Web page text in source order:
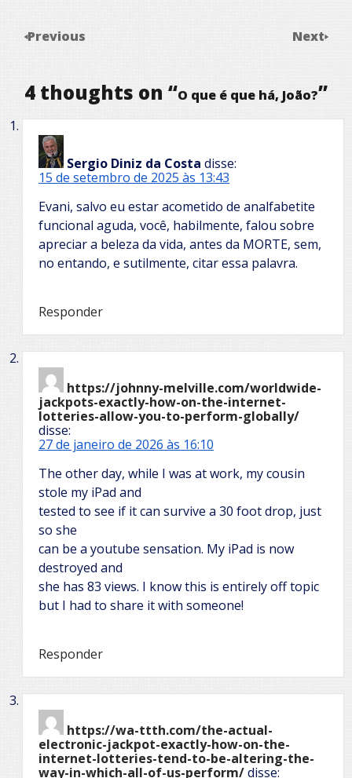
Previous Next
4 thoughts on “O que é que há, João?”
Sergio Diniz da Costa disse:
15 de setembro de 2025 às 13:43
Evani, salvo eu estar acometido de analfabetite
funcional aguda, você, habilmente, falou sobre
apreciar a beleza da vida, antes da MORTE, sem,
no entando, e sutilmente, citar essa palavra.
Responder
https://johnny-melville.com/worldwide-
jackpots-exactly-how-on-the-internet-
lotteries-allow-you-to-perform-globally/
disse:
27 de janeiro de 2026 às 16:10
The other day, while I was at work, my cousin
stole my iPad and
tested to see if it can survive a 30 foot drop, just
so she
can be a youtube sensation. My iPad is now
destroyed and
she has 83 views. I know this is entirely off topic
but I had to share it with someone!
Responder
https://wa-ttth.com/the-actual-
electronic-jackpot-exactly-how-on-the-
internet-lotteries-tend-to-be-altering-the-
way-in-which-all-of-us-perform/disse: